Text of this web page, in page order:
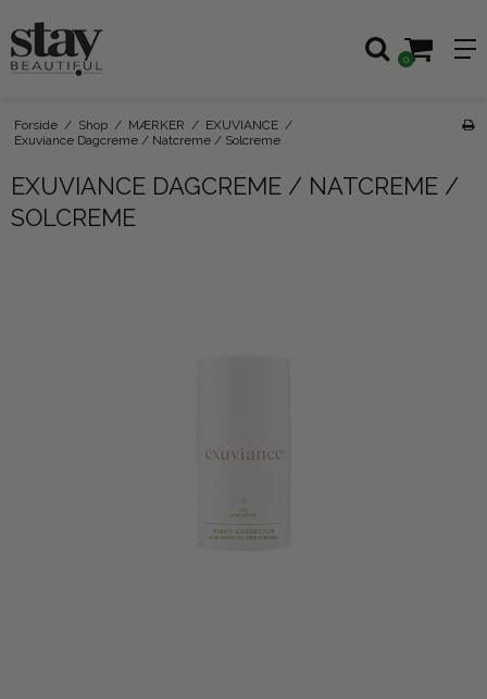
0
Forside / Shop / MÆRKER / EXUVIANCE /
Exuviance Dagcreme / Natcreme / Solcreme
EXUVIANCE DAGCREME / NATCREME /
SOLCREME